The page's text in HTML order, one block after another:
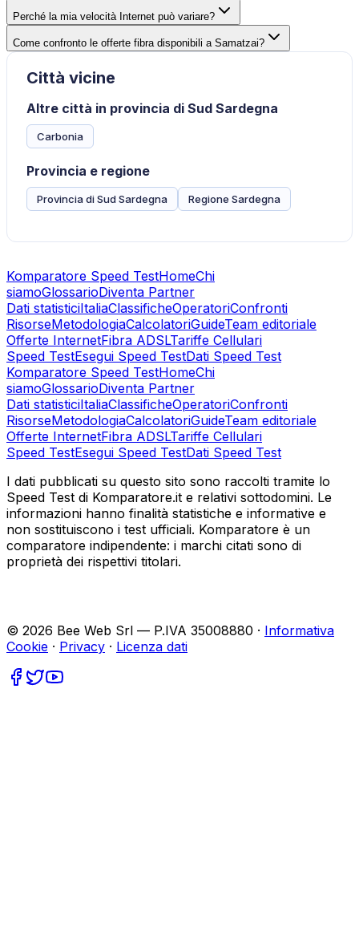
Perché la mia velocità Internet può variare?
Come confronto le offerte fibra disponibili a Samatzai?
Città vicine
Altre città in provincia di Sud Sardegna
Carbonia
Provincia e regione
Provincia di Sud Sardegna Regione Sardegna
Komparatore Speed TestHomeChi
siamoGlossarioDiventa Partner
Dati statisticiItaliaClassificheOperatoriConfronti
RisorseMetodologiaCalcolatoriGuideTeam editoriale
Offerte InternetFibra ADSLTariffe Cellulari
Speed TestEsegui Speed TestDati Speed Test
Komparatore Speed TestHomeChi
siamoGlossarioDiventa Partner
Dati statisticiItaliaClassificheOperatoriConfronti
RisorseMetodologiaCalcolatoriGuideTeam editoriale
Offerte InternetFibra ADSLTariffe Cellulari
Speed TestEsegui Speed TestDati Speed Test
I dati pubblicati su questo sito sono raccolti tramite lo
Speed Test di Komparatore.it e relativi sottodomini. Le
informazioni hanno finalità statistiche e informative e
non sostituiscono i test ufficiali. Komparatore è un
comparatore indipendente: i marchi citati sono di
proprietà dei rispettivi titolari.
© 2026 Bee Web Srl — P.IVA 35008880 · Informativa
Cookie · Privacy · Licenza dati